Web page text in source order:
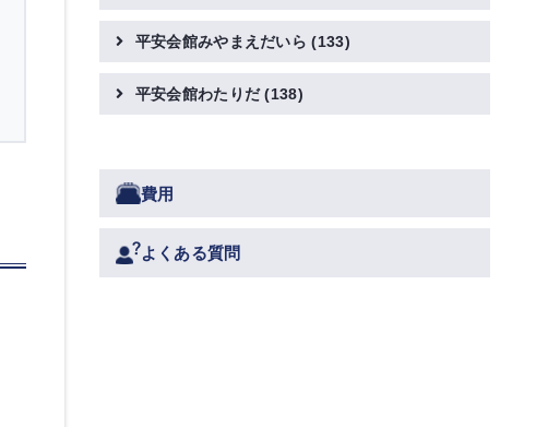
平安会館みやまえだいら(133)
平安会館わたりだ(138)
費用
よくある質問